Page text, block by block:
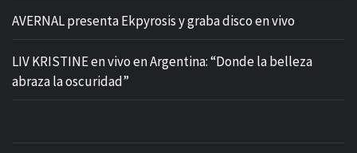
AVERNAL presenta Ekpyrosis y graba disco en vivo
LIV KRISTINE en vivo en Argentina: “Donde la belleza
abraza la oscuridad”